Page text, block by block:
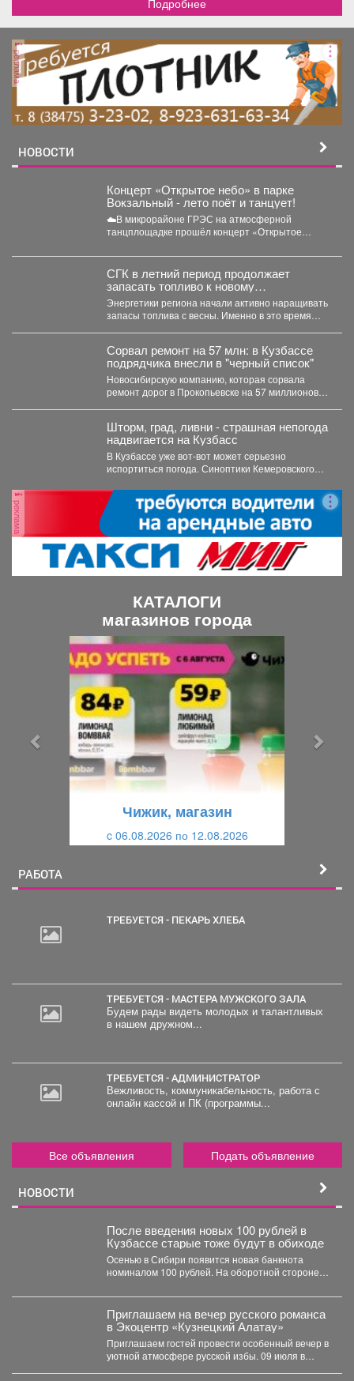
реклама
НОВОСТИ
Концерт «Открытое небо» в парке
Вокзальный - лето поёт и танцует!
☁️В микрорайоне ГРЭС на атмосферной
танцплощадке прошёл концерт «Открытое
СГК в летний период продолжает
запасать топливо к новому
отопительному сезону
Энергетики региона начали активно наращивать
запасы топлива с весны. Именно в это время
Сорвал ремонт на 57 млн: в Кузбассе
подрядчика внесли в "черный список"
Новосибирскую компанию, которая сорвала
ремонт дорог в Прокопьевске на 57 миллионов
Шторм, град, ливни - страшная непогода
надвигается на Кузбасс
В Кузбассе уже вот-вот может серьезно
испортиться погода. Синоптики Кемеровского
реклама
КАТАЛОГИ
магазинов города
Чижик, магазин
c 06.08.2026 по 12.08.2026
РАБОТА
ТРЕБУЕТСЯ - ПЕКАРЬ ХЛЕБА
ТРЕБУЕТСЯ - МАСТЕРА МУЖСКОГО ЗАЛА
Будем рады видеть молодых и талантливых
в нашем дружном...
ТРЕБУЕТСЯ - АДМИНИСТРАТОР
Вежливость, коммуникабельность, работа с
онлайн кассой и ПК (программы...
Все объявления Подать объявление
НОВОСТИ
После введения новых 100 рублей в
Кузбассе старые тоже будут в обиходе
Осенью в Сибири появится новая банкнота
номиналом 100 рублей. На оборотной стороне
Приглашаем на вечер русского романса
в Экоцентр «Кузнецкий Алатау»
Приглашаем гостей провести особенный вечер в
уютной атмосфере русской избы. 09 июля в